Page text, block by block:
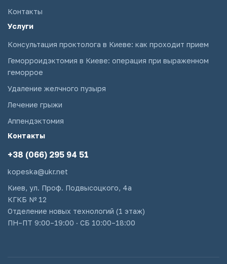
Контакты
Услуги
Консультация проктолога в Киеве: как проходит прием
Геморроидэктомия в Киеве: операция при выраженном
геморрое
Удаление желчного пузыря
Лечение грыжи
Аппендэктомия
Контакты
+38 (066) 295 94 51
kopeska@ukr.net
Киев, ул. Проф. Подвысоцкого, 4а
КГКБ № 12
Отделение новых технологий (1 этаж)
ПН–ПТ 9:00–19:00 · СБ 10:00–18:00